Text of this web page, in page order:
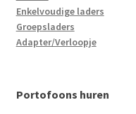
Enkelvoudige laders
Groepsladers
Adapter/Verloopje
Portofoons huren